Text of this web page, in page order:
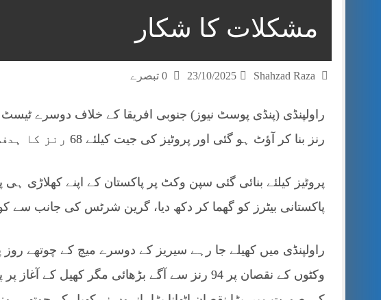
مشکلات کا شکار
Shahzad Raza
23/10/2025
رنز بنا کر آؤٹ ہو گئی اور پروٹیز کی جیت کیلئے 68 رنز کا ہدف ملا ہے۔
پروٹیز کیلئے بنائی گئی سپن وکٹ پر پاکستان کے اپنے کھلاڑی
پاکستانی بیٹرز کو گھما کر دکھ دیا، گرین شرٹس کی جانب سے
وکٹوں کے نقصان پر 94 رنز سے آگے بڑھائی مگر